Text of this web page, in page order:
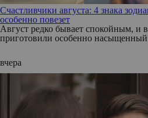
Счастливчики августа: 4 знака
особенно повезет
Август редко бывает спокойным, и
приготовили особенно
вчера